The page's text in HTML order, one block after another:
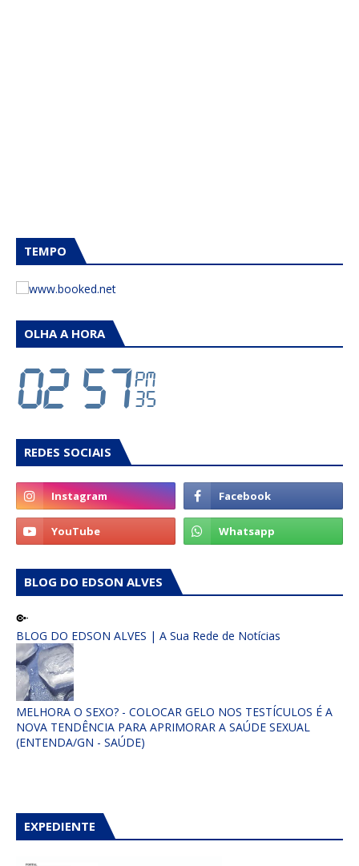
TEMPO
OLHA A HORA
REDES SOCIAIS
BLOG DO EDSON ALVES
BLOG DO EDSON ALVES | A Sua Rede de Notícias
MELHORA O SEXO? - COLOCAR GELO NOS TESTÍCULOS É A
NOVA TENDÊNCIA PARA APRIMORAR A SAÚDE SEXUAL
(ENTENDA/GN - SAÚDE)
EXPEDIENTE